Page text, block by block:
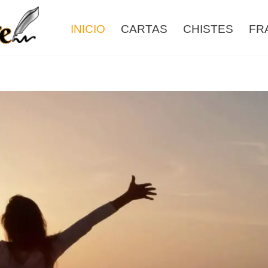
INICIO CARTAS CHISTES